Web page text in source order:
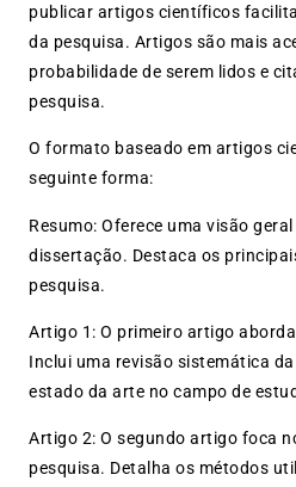
publicar artigos científicos
da pesquisa. Artigos são mais
probabilidade de serem lidos e
pesquisa.
O formato baseado em artigos
seguinte forma:
Resumo: Oferece uma visão
dissertação. Destaca os
pesquisa.
Artigo 1: O primeiro artigo
Inclui uma revisão sistemática
estado da arte no campo de
Artigo 2: O segundo artigo foca
pesquisa. Detalha os métodos